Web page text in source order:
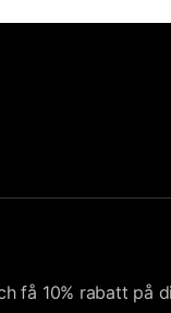
få 10% rabatt på